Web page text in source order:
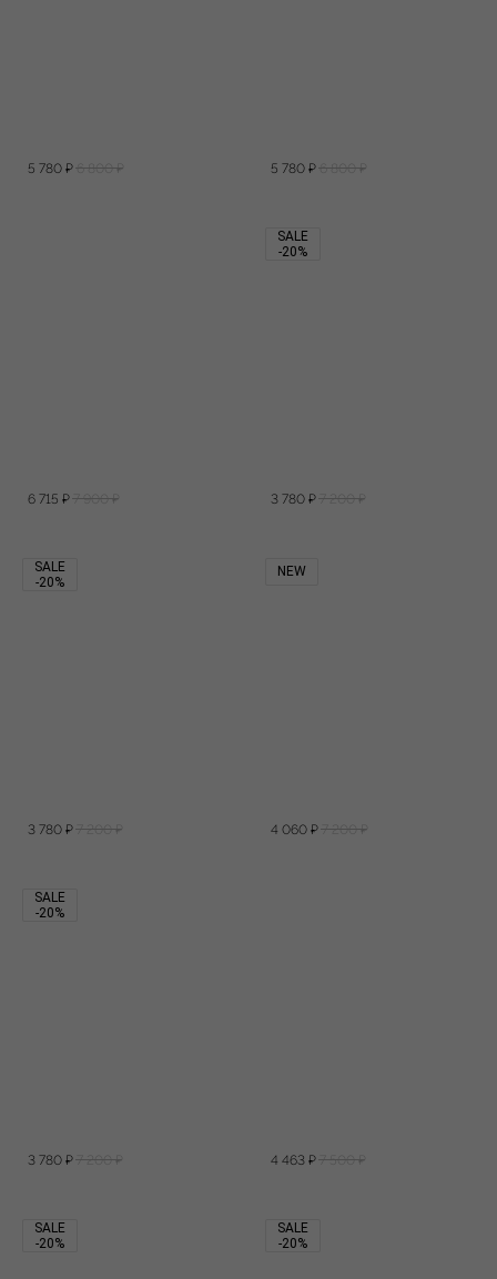
5 780 ₽ 6 800 ₽ 5 780 ₽ 6 800 ₽
6 715 ₽ 7 900 ₽
SALE
-20%
3 780 ₽ 7 200 ₽
SALE
-20%
3 780 ₽ 7 200 ₽
NEW
4 060 ₽ 7 200 ₽
SALE
-20%
3 780 ₽ 7 200 ₽ 4 463 ₽ 7 500 ₽
SALE
-20%
SALE
-20%